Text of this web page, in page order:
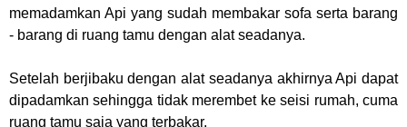
memadamkan Api yang sudah membakar sofa serta barang
- barang di ruang tamu dengan alat seadanya.
Setelah berjibaku dengan alat seadanya akhirnya Api dapat
dipadamkan sehingga tidak merembet ke seisi rumah, cuma
ruang tamu saja yang terbakar.